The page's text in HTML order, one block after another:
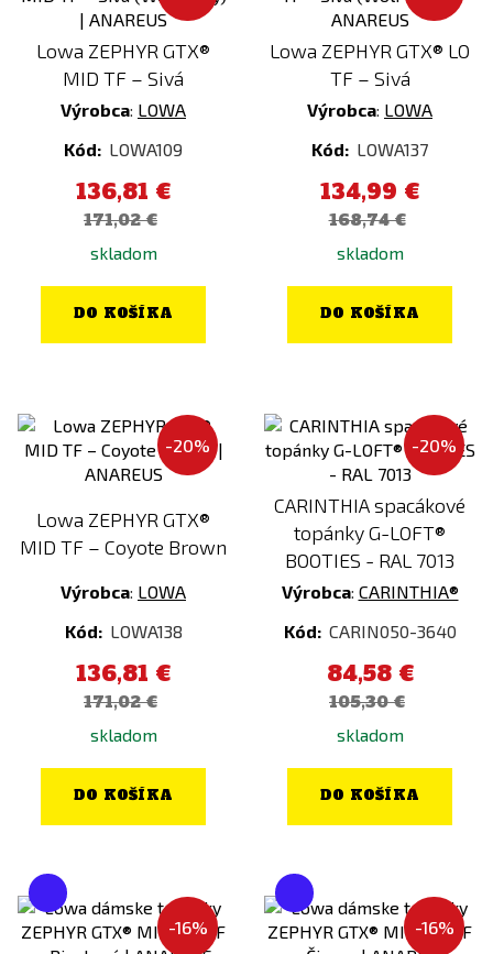
Lowa ZEPHYR GTX®
MID TF – Sivá
Výrobca: LOWA
Kód: LOWA109
136,81 €
171,02 €
skladom
DO KOŠÍKA
Lowa ZEPHYR GTX® LO
TF – Sivá
Výrobca: LOWA
Kód: LOWA137
134,99 €
168,74 €
skladom
DO KOŠÍKA
-20%
Lowa ZEPHYR GTX®
MID TF – Coyote Brown
Výrobca: LOWA
Kód: LOWA138
136,81 €
171,02 €
skladom
DO KOŠÍKA
-20%
CARINTHIA spacákové
topánky G-LOFT®
BOOTIES - RAL 7013
Výrobca: CARINTHIA®
Kód: CARIN050-3640
84,58 €
105,30 €
skladom
DO KOŠÍKA
-16% -16%